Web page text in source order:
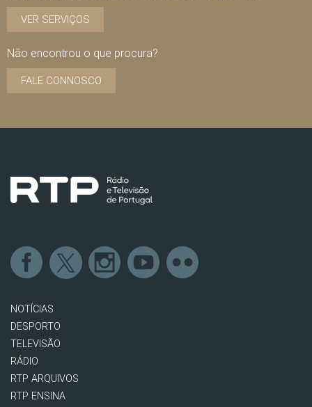
VER SERVIÇOS
Não encontrou o que procura?
FALE CONNOSCO
NOTÍCIAS
DESPORTO
TELEVISÃO
RÁDIO
RTP ARQUIVOS
RTP ENSINA